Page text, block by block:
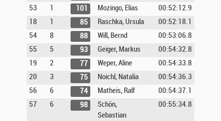
53
1 101 Mozingo, Elias
00:52:12.9
18
1 85 Raschka, Ursula
00:52:18.1
54
8 88 Will, Bernd
00:53:06.8
55
5 93 Geiger, Markus
00:54:32.8
19
2 77 Weper, Aline
00:54:33.8
20
3 75 Noichl, Natalia
00:54:36.3
56
6 74 Matheis, Ralf
00:54:37.1
57
6 98
Schön,
Sebastian
00:55:34.8